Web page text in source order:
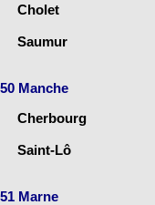
Cholet
Saumur
50 Manche
Cherbourg
Saint-Lô
51 Marne